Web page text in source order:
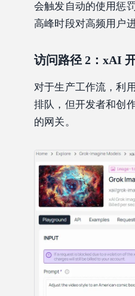
会触发自动的使用惩
高峰时段对高频用户
访问路径 2：xAI
对于生产工作流，利
排队，但开发者和创
的网关。